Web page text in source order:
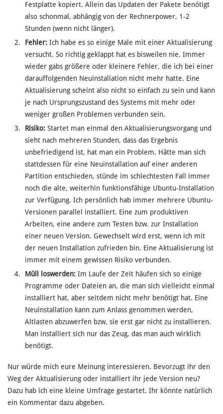
Festplatte kopiert. Allein das Updaten der Pakete benötigt
also schonmal, abhängig von der Rechnerpower, 1-2
Stunden (wenn nicht länger).
Fehler: Ich habe es so einige Male mit einer Aktualisierung
versucht. So richtig geklappt hat es bisweilen nie. Immer
wieder gabs größere oder kleinere Fehler, die ich bei einer
darauffolgenden Neuinstallation nicht mehr hatte. Eine
Aktualisierung scheint also nicht so einfach zu sein und kann
je nach Ursprungszustand des Systems mit mehr oder
weniger großen Problemen verbunden sein.
Risiko: Startet man einmal den Aktualisierungsvorgang und
sieht nach mehreren Stunden, dass das Ergebnis
unbefriedigend ist, hat man ein Problem. Hätte man sich
stattdessen für eine Neuinstallation auf einer anderen
Partition entschieden, stünde im schlechtesten Fall immer
noch die alte, weiterhin funktionsfähige Ubuntu-Installation
zur Verfügung. Ich persönlich hab immer mehrere Ubuntu-
Versionen parallel installiert. Eine zum produktiven
Arbeiten, eine andere zum Testen bzw. zur Installation
einer neuen Version. Gewechselt wird erst, wenn ich mit
der neuen Installation zufrieden bin. Eine Aktualisierung ist
immer mit einem gewissen Risiko verbunden.
Müll loswerden: Im Laufe der Zeit häufen sich so einige
Programme oder Dateien an, die man sich vielleicht einmal
installiert hat, aber seitdem nicht mehr benötigt hat. Eine
Neuinstallation kann zum Anlass genommen werden,
Altlasten abzuwerfen bzw. sie erst gar nicht zu installieren.
Man installiert sich nur das Zeug, das man auch wirklich
benötigt.
Nur würde mich eure Meinung interessieren. Bevorzugt ihr den
Weg der Aktualisierung oder installiert ihr jede Version neu?
Dazu hab ich eine kleine Umfrage gestartet. Ihr könnte natürlich
ein Kommentar dazu abgeben.